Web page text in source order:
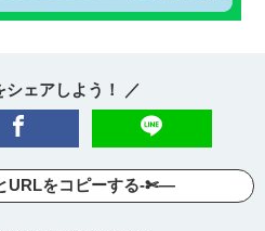
シェアしよう！ ／
URLをコピーする-✄—